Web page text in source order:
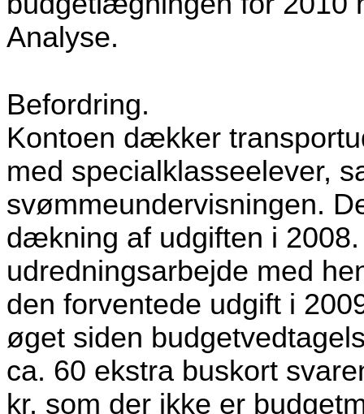
Analyse.
Befordring.
Kontoen dækker
med specialklasseelever,
svømmeundervisningen.
dækning af udgiften i
udredningsarbejde med
den forventede udgift i
øget siden
ca. 60 ekstra buskort
kr. som der ikke er